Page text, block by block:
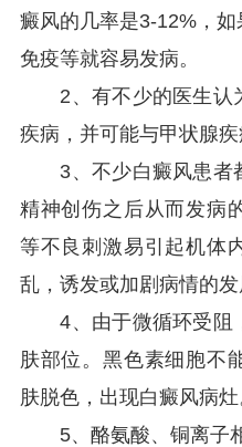
癜风的几率是3-12%，
免疫等就容易发病。
2、有不少的医生认
疾病，并可能与甲状腺疾
3、不少白癜风患者
精神创伤之后从而发病
等不良刺激易引起机体
乱，诱发或加剧病情的发
4、由于微循环受阻
肤部位。黑色素细胞不
肤脱色，出现白癜风病灶
5、酪氨酸、铜离子